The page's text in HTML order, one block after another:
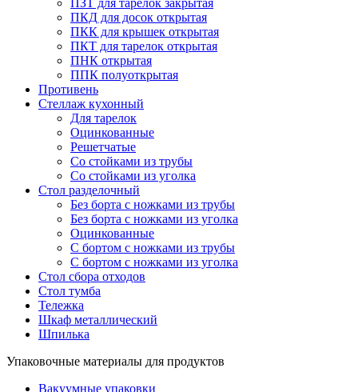
ПЗТ для тарелок закрытая
ПКД для досок открытая
ПКК для крышек открытая
ПКТ для тарелок открытая
ПНК открытая
ППК полуоткрытая
Противень
Стеллаж кухонный
Для тарелок
Оцинкованные
Решетчатые
Со стойками из трубы
Со стойками из уголка
Стол разделочный
Без борта с ножками из трубы
Без борта с ножками из уголка
Оцинкованные
С бортом с ножками из трубы
С бортом с ножками из уголка
Стол сбора отходов
Стол тумба
Тележка
Шкаф металлический
Шпилька
Упаковочные материалы для продуктов
Вакуумные упаковки